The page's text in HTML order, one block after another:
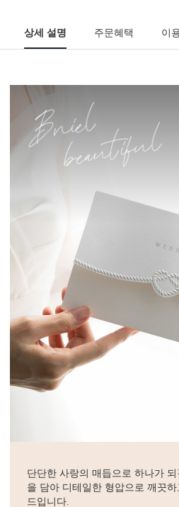
상세 설명 주문혜택 이
단단한 사랑의 매듭으로 하나가
을 담아 디테일한 형압으로 깨끗
드입니다.